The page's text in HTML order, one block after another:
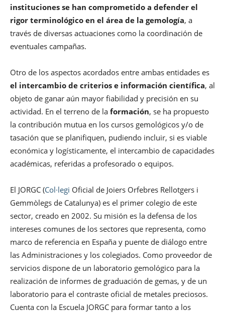
instituciones se han comprometido a defender el
rigor terminológico en el área de la gemología, a
través de diversas actuaciones como la coordinación de
eventuales campañas.
Otro de los aspectos acordados entre ambas entidades es
el intercambio de criterios e información científica, al
objeto de ganar aún mayor fiabilidad y precisión en su
actividad. En el terreno de la formación, se ha propuesto
la contribución mutua en los cursos gemológicos y/o de
tasación que se planifiquen, pudiendo incluir, si es viable
económica y logísticamente, el intercambio de capacidades
académicas, referidas a profesorado o equipos.
El JORGC (Col·legi Oficial de Joiers Orfebres Rellotgers i
Gemmòlegs de Catalunya) es el primer colegio de este
sector, creado en 2002. Su misión es la defensa de los
intereses comunes de los sectores que representa, como
marco de referencia en España y puente de diálogo entre
las Administraciones y los colegiados. Como proveedor de
servicios dispone de un laboratorio gemológico para la
realización de informes de graduación de gemas, y de un
laboratorio para el contraste oficial de metales preciosos.
Cuenta con la Escuela JORGC para formar tanto a los